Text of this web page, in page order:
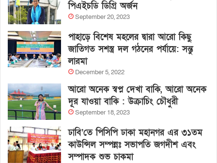
পিএইচডি ডিগ্রি অর্জন
September 20, 2023
পাহাড়ে বিশেষ মহলের দ্বারা আরো কিছু
জাতিগত সশস্ত্র দল গঠনের পর্যায়ে: সন্তু
লারমা
December 5, 2022
আরো অনেক স্বপ্ন দেখা বাকি, আরো অনেক
দূর যাওয়া বাকি : উক্রাচিং চৌধুরী
September 18, 2023
ঢাবি’তে পিসিপি ঢাকা মহানগর এর ৩১তম
কাউন্সিল সম্পন্নঃ সভাপতি জগদীশ এবং
সম্পাদক শুভ চাকমা